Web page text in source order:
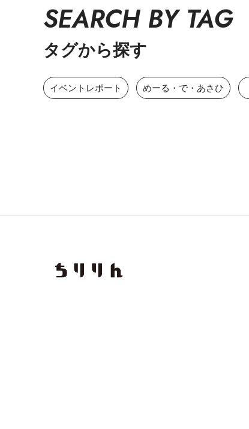
SEARCH BY TAG
タグから探す
イベントレポート めーる・で・あさひ